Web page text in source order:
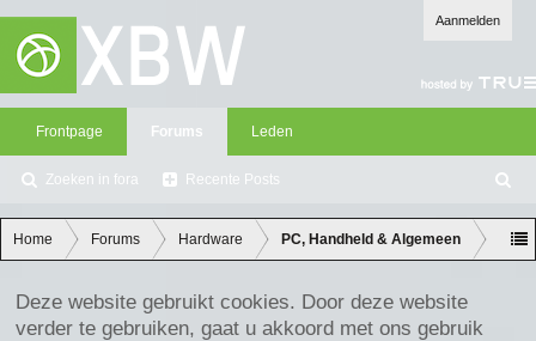
Aanmelden
Frontpage Forums
Zoeken in fora Recente Posts
Leden
oe
ke
n
Home Forums Hardware PC, Handheld & Algemeen
Deze website gebruikt cookies. Door deze website
verder te gebruiken, gaat u akkoord met ons gebruik